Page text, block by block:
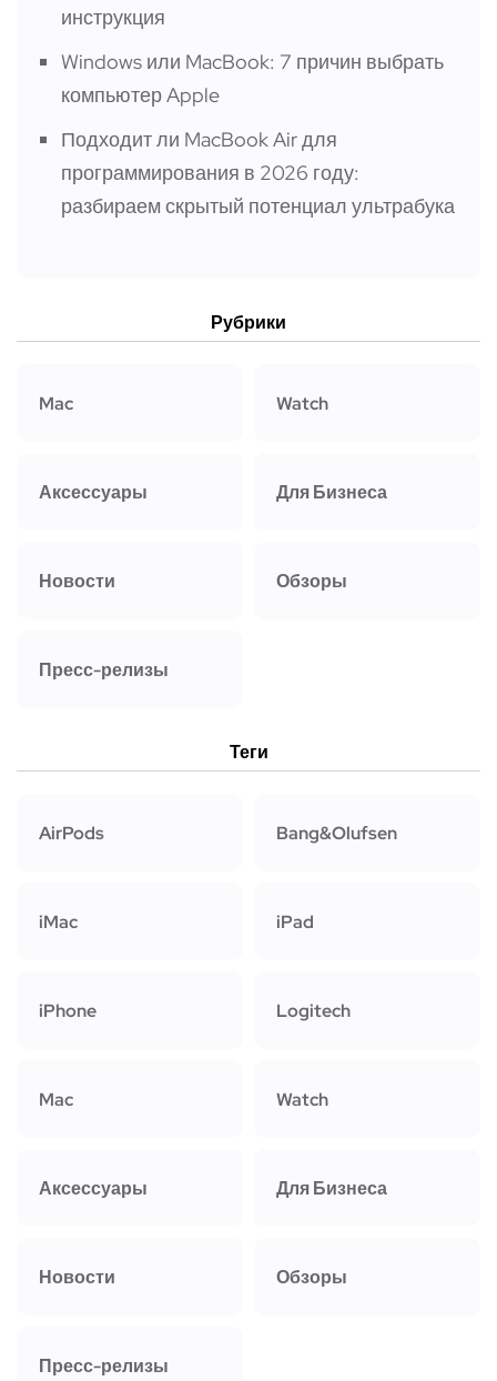
инструкция
Windows или MacBook: 7 причин выбрать
компьютер Apple
Подходит ли MacBook Air для
программирования в 2026 году:
разбираем скрытый потенциал ультрабука
Рубрики
Mac Watch
Аксессуары Для Бизнеса
Новости Обзоры
Пресс-релизы
Теги
AirPods Bang&Olufsen
iMac iPad
iPhone Logitech
Mac Watch
Аксессуары Для Бизнеса
Новости Обзоры
Пресс-релизы